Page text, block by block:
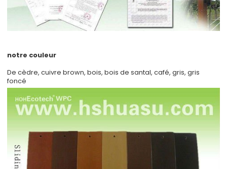
notre couleur
De cèdre, cuivre brown, bois, bois de santal, café, gris, gris
foncé